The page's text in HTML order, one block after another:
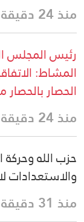
منذ 24 دقيقة
رئيس المجلس
المشاط:
الحصار
منذ 24 دقيقة
حزب الله وحركة
والاستعدادات
منذ 31 دقيقة